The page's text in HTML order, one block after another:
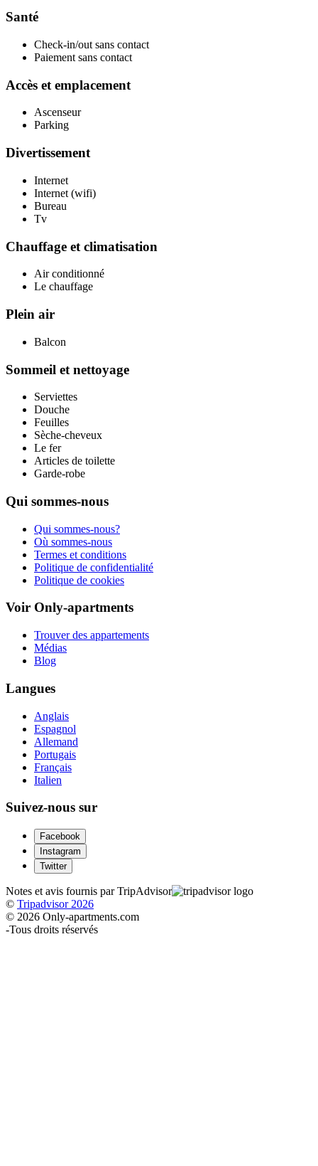
Santé
Check-in/out sans contact
Paiement sans contact
Accès et emplacement
Ascenseur
Parking
Divertissement
Internet
Internet (wifi)
Bureau
Tv
Chauffage et climatisation
Air conditionné
Le chauffage
Plein air
Balcon
Sommeil et nettoyage
Serviettes
Douche
Feuilles
Sèche-cheveux
Le fer
Articles de toilette
Garde-robe
Qui sommes-nous
Qui sommes-nous?
Où sommes-nous
Termes et conditions
Politique de confidentialité
Politique de cookies
Voir Only-apartments
Trouver des appartements
Médias
Blog
Langues
Anglais
Espagnol
Allemand
Portugais
Français
Italien
Suivez-nous sur
Facebook
Instagram
Twitter
Notes et avis fournis par TripAdvisor
© Tripadvisor 2026
© 2026 Only-apartments.com
-Tous droits réservés